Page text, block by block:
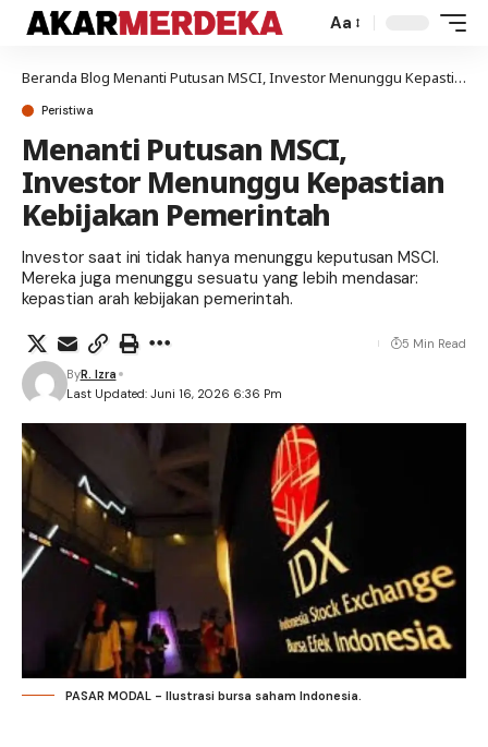
Aa
Beranda Blog Menanti Putusan MSCI, Investor Menunggu Kepastian Kebijakan Pemerintah
Peristiwa
Menanti Putusan MSCI,
Investor Menunggu Kepastian
Kebijakan Pemerintah
Investor saat ini tidak hanya menunggu keputusan MSCI.
Mereka juga menunggu sesuatu yang lebih mendasar:
kepastian arah kebijakan pemerintah.
Last Updated: Juni 16, 2026 6:36 Pm
ByR. Izra
5 Min Read
PASAR MODAL - Ilustrasi bursa saham Indonesia.